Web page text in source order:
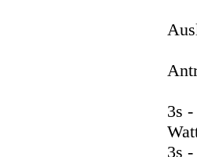
3s
3s